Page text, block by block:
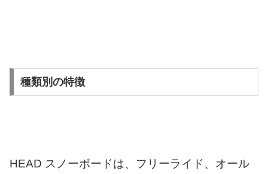
種類別の特徴
HEAD スノーボードは、フリーライド、オール